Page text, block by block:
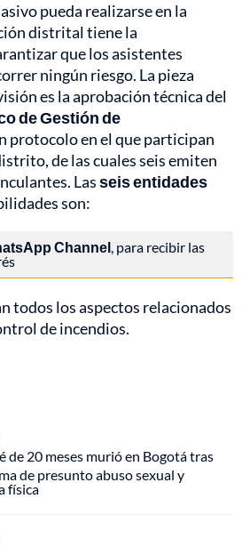
pueda realizarse en la
distrital tiene la
que los asistentes
ningún riesgo. La pieza
es la aprobación técnica del
de Gestión de
protocolo en el que participan
de las cuales seis emiten
Lasseis entidades
son:
Channel, para recibir las
todos los aspectos relacionados
de incendios.
de 20 meses murió en Bogotá tras
de presunto abuso sexual y
física